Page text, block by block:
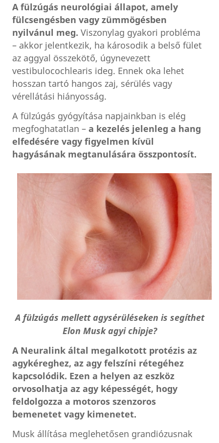
A fülzúgás neurológiai állapot, amely
fülcsengésben vagy zümmögésben
nyilvánul meg. Viszonylag gyakori probléma
– akkor jelentkezik, ha károsodik a belső fület
az aggyal összekötő, úgynevezett
vestibulocochlearis ideg. Ennek oka lehet
hosszan tartó hangos zaj, sérülés vagy
vérellátási hiányosság.
A fülzúgás gyógyítása napjainkban is elég
megfoghatatlan –a kezelés jelenleg a hang
elfedésére vagy figyelmen kívül
hagyásának megtanulására összpontosít.
A fülzúgás mellett agysérüléseken is segíthet
Elon Musk agyi chipje?
A Neuralink által megalkotott protézis az
agykéreghez, az agy felszíni rétegéhez
kapcsolódik. Ezen a helyen az eszköz
orvosolhatja az agy képességét, hogy
feldolgozza a motoros szenzoros
bemenetet vagy kimenetet.
Musk állítása meglehetősen grandiózusnak